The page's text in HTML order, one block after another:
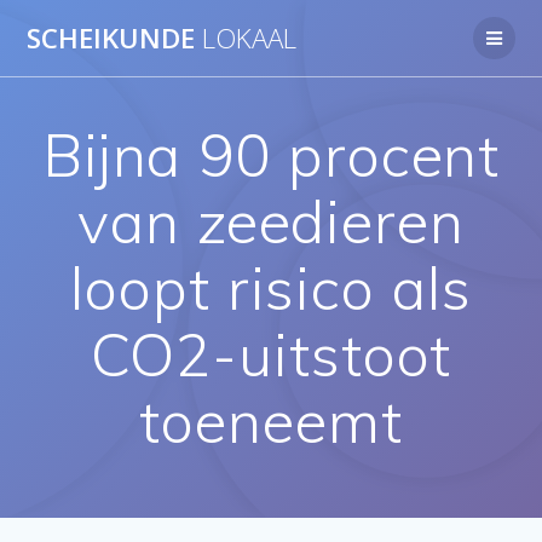
naar
SCHEIKUNDE LOKAAL
Bijna 90 procent
van zeedieren
loopt risico als
CO2-uitstoot
toeneemt